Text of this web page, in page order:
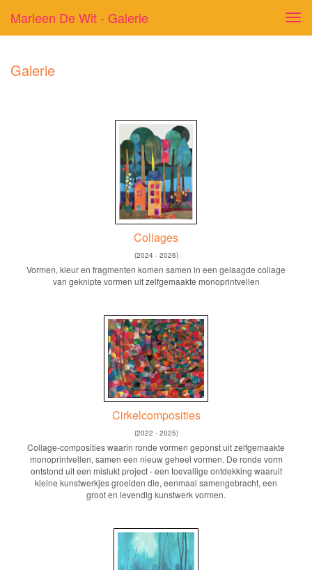
Marleen De Wit - Galerie
Galerie
Collages
(2024 - 2026)
Vormen, kleur en fragmenten komen samen in een gelaagde collage
van geknipte vormen uit zelfgemaakte monoprintvellen
Cirkelcomposities
(2022 - 2025)
Collage-composities waarin ronde vormen geponst uit zelfgemaakte
monoprintvellen, samen een nieuw geheel vormen. De ronde vorm
ontstond uit een mislukt project - een toevallige ontdekking waaruit
kleine kunstwerkjes groeiden die, eenmaal samengebracht, een
groot en levendig kunstwerk vormen.